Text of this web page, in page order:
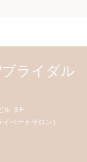
ライダル
ル ３F
ベートサロン）